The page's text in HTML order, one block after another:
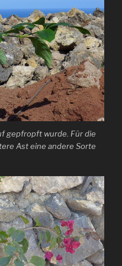
gepfropft wurde. Für die
Ast eine andere Sorte